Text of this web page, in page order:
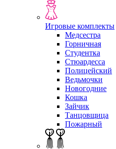
Игровые комплекты
Медсестра
Горничная
Студентка
Стюардесса
Полицейский
Ведьмочки
Новогодние
Кошка
Зайчик
Танцовщица
Пожарный